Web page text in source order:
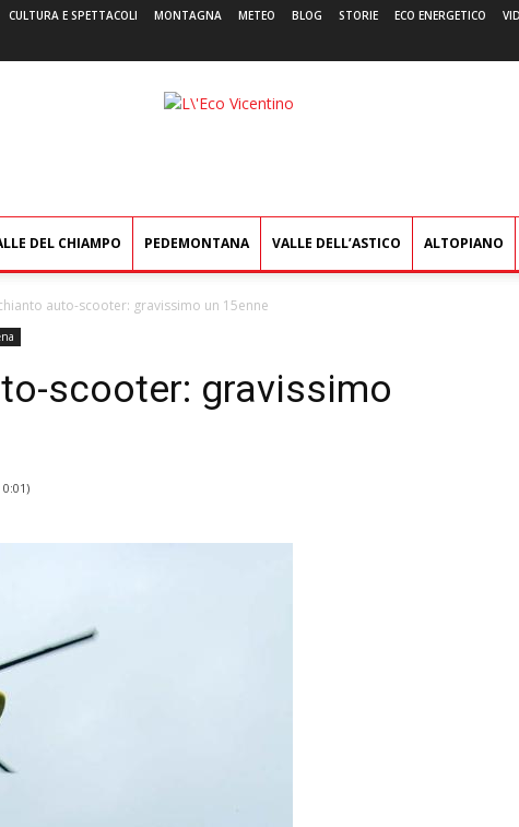
CULTURA E SPETTACOLI MONTAGNA METEO BLOG STORIE ECO ENERGETICO
L'Eco
DEL CHIAMPO PEDEMONTANA VALLE DELL’ASTICO ALTOPIANO
auto-scooter: gravissimo un 15enne
scooter: gravissimo
)